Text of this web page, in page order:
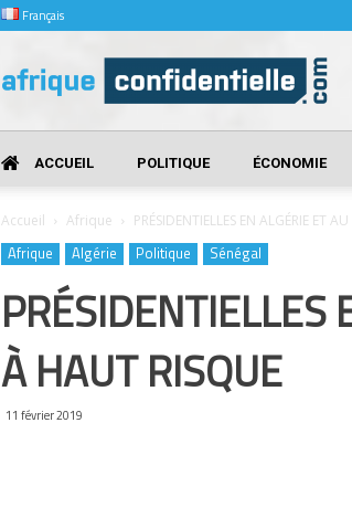
Français
Confidentielle
ACCUEIL POLITIQUE ÉCONOMIE
Accueil Afrique PRÉSIDENTIELLES EN ALGÉRIE ET
Afrique Algérie Politique Sénégal
PRÉSIDENTIELLES
À HAUT RISQUE
11 février 2019